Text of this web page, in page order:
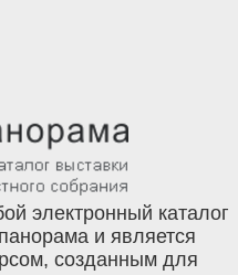
электронный каталог
и является
созданным для